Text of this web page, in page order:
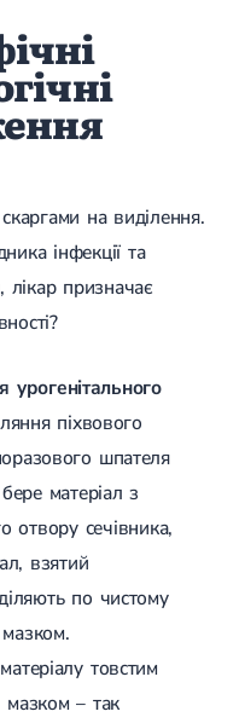
на виділення.
інфекції та
лікар призначає
урогенітального
піхвового
шпателя
матеріал з
отвору сечівника,
взятий
по чистому
товстим
– так